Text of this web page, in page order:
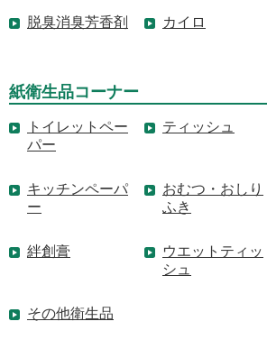
脱臭消臭芳香剤 カイロ
紙衛生品コーナー
トイレットペー
パー
ティッシュ
キッチンペーパ
ー
おむつ・おしり
ふき
絆創膏
ウエットティッ
シュ
その他衛生品